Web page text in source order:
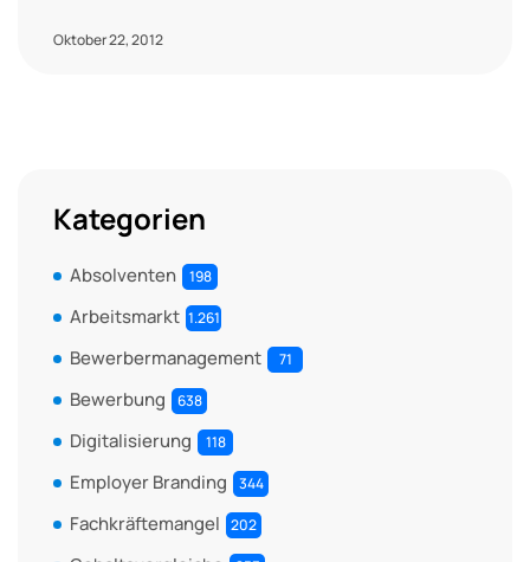
Oktober 22, 2012
Kategorien
Absolventen 198
Arbeitsmarkt 1.261
Bewerbermanagement 71
Bewerbung 638
Digitalisierung 118
Employer Branding 344
Fachkräftemangel 202